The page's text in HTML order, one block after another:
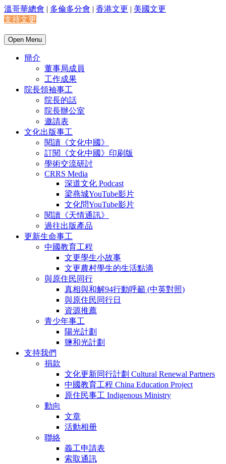
溫哥華總會 | 多倫多分會 | 香港文更 | 美國文更
支持文更
Open Menu
簡介
董事局成員
工作成果
院長領袖事工
院長的話
院長辦公室
邀請表
文化出版事工
閱讀《文化中國》
訂閱《文化中國》印刷版
學術交流研討
CRRS Media
深道文化 Podcast
梁燕城YouTube影片
文化問YouTube影片
閱讀《天情通訊》
過往出版產品
更新生命事工
中國教育工程
文更學生小故事
文更農村學生的生活點滴
與原住民同行
真相與和解94行動呼籲 (中英對照)
與原住民同行日
資源推薦
青少年事工
陽光計劃
鹽和光計劃
支持我們
捐款
文化更新同行計劃 Cultural Renewal Partners
中國教育工程 China Education Project
原住民事工 Indigenous Ministry
動向
文章
活動相册
聯絡
義工申請表
索取通訊